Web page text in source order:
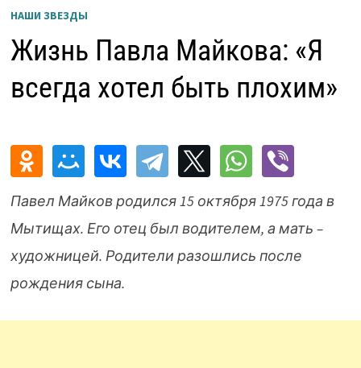
НАШИ ЗВЕЗДЫ
Жизнь Павла Майкова: «Я
всегда хотел быть плохим»
Павел Майков родился 15 октября 1975 года в
Мытищах. Его отец был водителем, а мать –
художницей. Родители разошлись после
рождения сына.